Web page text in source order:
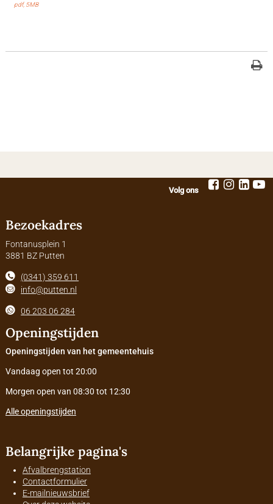
pdf, 5MB
Volg ons
Bezoekadres
Fontanusplein 1
3881 BZ Putten
(0341) 359 611
info@putten.nl
06 203 06 284
Openingstijden
Openingstijden van het gemeentehuis
Vandaag open tot 20:00
Morgen open van 08:30 tot 12:30
Alle openingstijden
Belangrijke pagina's
Afvalbrengstation
Contactformulier
E-mailnieuwsbrief